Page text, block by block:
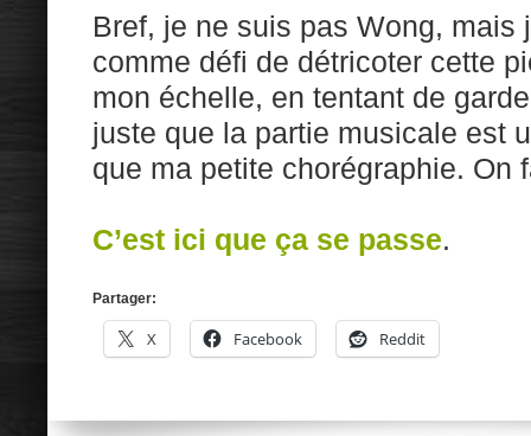
Bref, je ne suis pas Wong, mais
comme défi de détricoter cette
mon échelle, en tentant de
juste que la partie musicale est
que ma petite chorégraphie. On
C’est ici que ça se passe.
Partager:
X Facebook Reddit